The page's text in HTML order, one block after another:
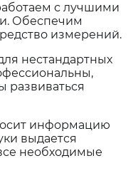
с лучшими
Обеспечим
измерений.
нестандартных
развиваться
информацию
выдается
необходимые